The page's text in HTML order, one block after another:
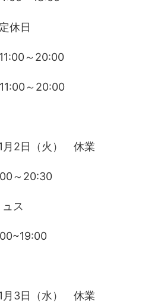
休日
～20:00
～20:00
月2日（火） 休業
～20:30
ス
月3日（水） 休業